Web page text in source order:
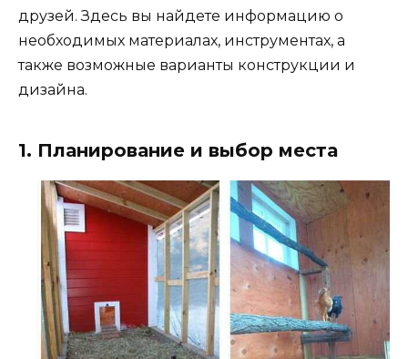
друзей. Здесь вы найдете информацию о
необходимых материалах, инструментах, а
также возможные варианты конструкции и
дизайна.
1. Планирование и выбор места